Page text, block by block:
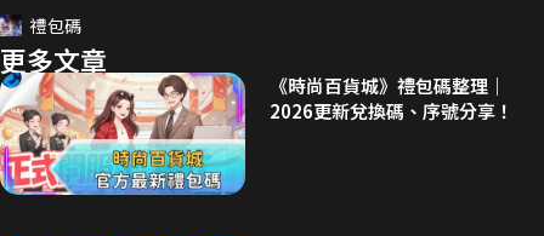
禮包碼
更多文章
《時尚百貨城》禮包碼整理｜
2026更新兌換碼、序號分享！